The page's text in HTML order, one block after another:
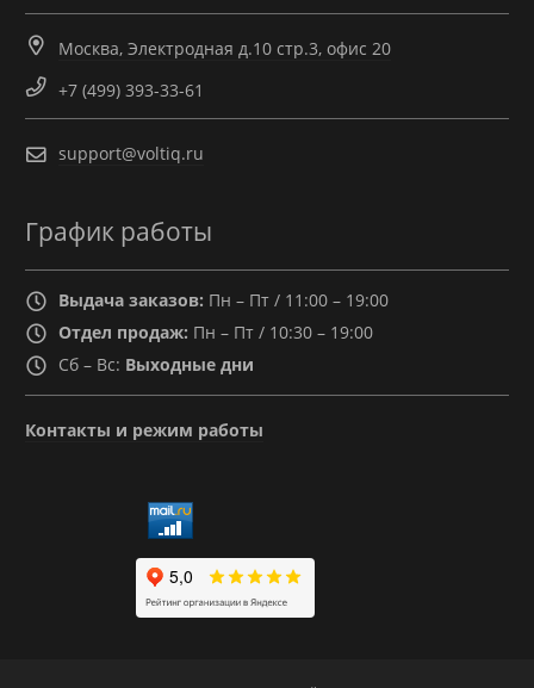
Москва, Электродная д.10 стр.3, офис 20
+7 (499) 393-33-61
support@voltiq.ru
График работы
Выдача заказов: Пн – Пт / 11:00 – 19:00
Отдел продаж: Пн – Пт / 10:30 – 19:00
Сб – Вс: Выходные дни
Контакты и режим работы